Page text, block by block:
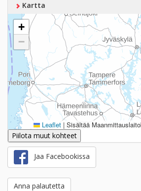
Kartta
+
−
Leaflet | Sisältää
Piilota muut kohteet
Jaa Facebookissa
Anna palautetta